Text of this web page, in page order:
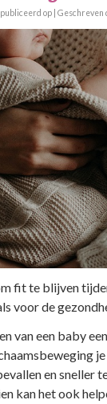
op | Geschreven
fit te blijven
voor de
van een baby
en sneller
kan het ook